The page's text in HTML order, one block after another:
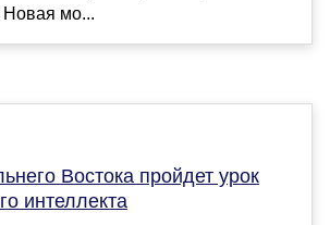
Новая мо...
Востока пройдет урок
интеллекта